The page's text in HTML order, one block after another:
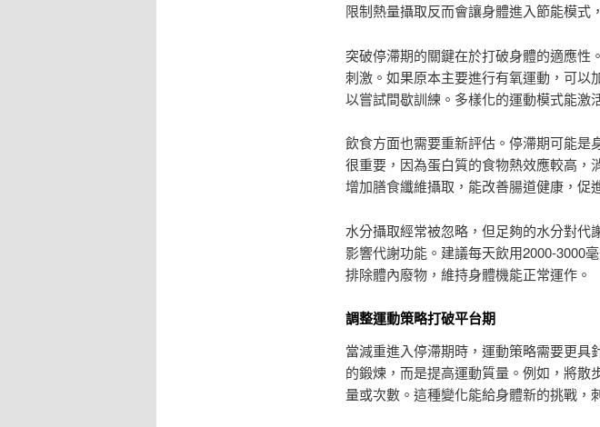
限制熱量攝取反而會讓身體進入節能模式
突破停滯期的關鍵在於打破身體的適應性
刺激。如果原本主要進行有氧運動，可以
以嘗試間歇訓練。多樣化的運動模式能激
飲食方面也需要重新評估。停滯期可能是
很重要，因為蛋白質的食物熱效應較高，
增加膳食纖維攝取，能改善腸道健康，促
水分攝取經常被忽略，但足夠的水分對代
影響代謝功能。建議每天飲用2000-3000
排除體內廢物，維持身體機能正常運作。
調整運動策略打破平台期
當減重進入停滯期時，運動策略需要更具
的鍛煉，而是提高運動質量。例如，將
量或次數。這種變化能給身體新的挑戰，